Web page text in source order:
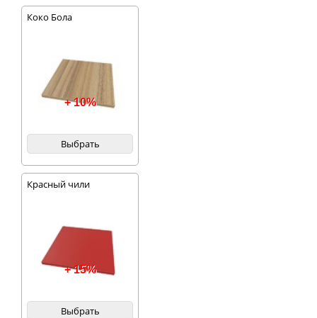
Коко Бола
+ 10%
Выбрать
Красный чили
+ 15%
Выбрать